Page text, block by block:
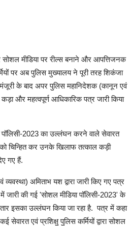
सोशल मीडिया पर रील्स बनाने और आपत्तिजनक
पर अब पुलिस मुख्यालय ने पूरी तरह शिकंजा
के बाद अपर पुलिस महानिदेशक (कानून एवं
और महत्वपूर्ण आधिकारिक पत्र जारी किया
2023 का उल्लंघन करने वाले सेवारत
को चिन्हित कर उनके खिलाफ तत्काल कड़ी
गए हैं.
अमिताभ यश द्वारा जारी किए गए पत्र
जारी की गई 'सोशल मीडिया पॉलिसी-2023' के
इसका उल्लंघन किया जा रहा है. पत्र में कहा
एवं प्रशिक्षु पुलिस कर्मियों द्वारा सोशल